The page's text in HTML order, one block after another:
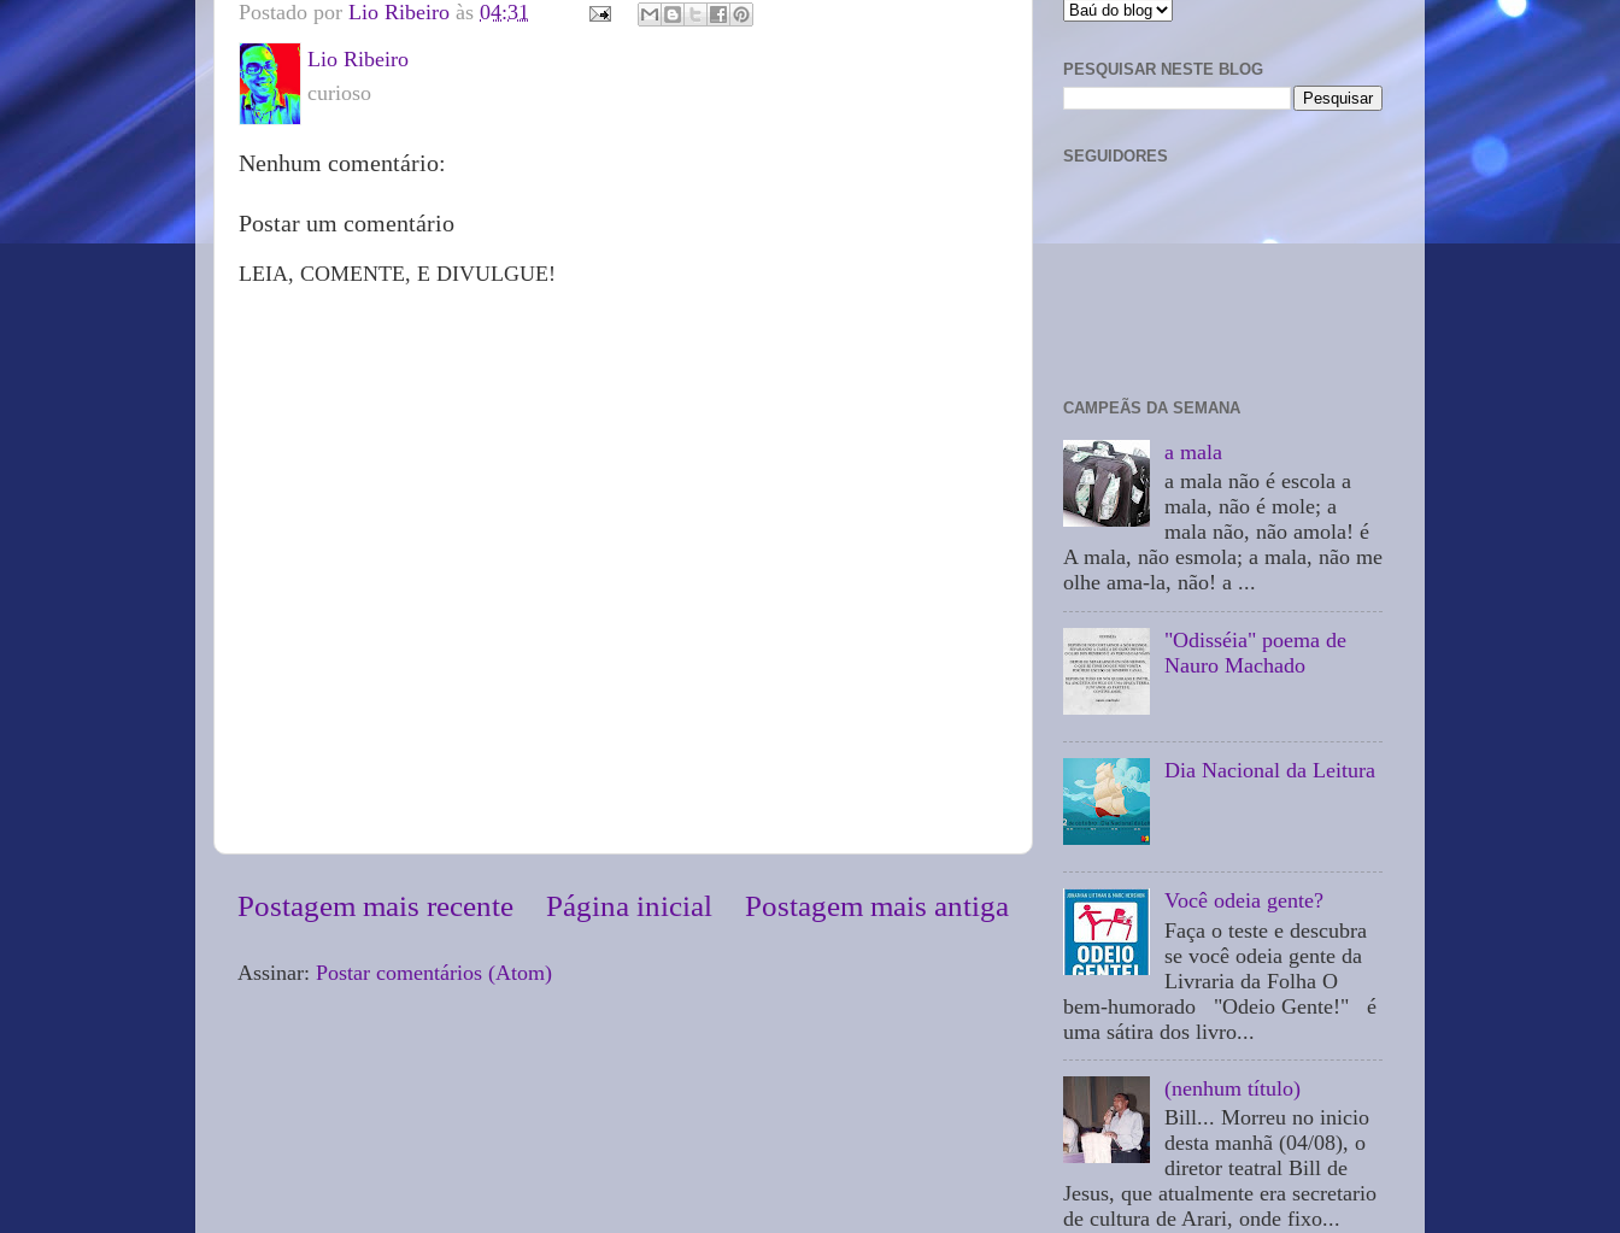
Postado por Lio Ribeiro às 04:31
Lio Ribeiro
curioso
Nenhum comentário:
Postar um comentário
LEIA, COMENTE, E DIVULGUE!
Postagem mais recente Postagem mais antiga
Página inicial
Assinar: Postar comentários (Atom)
PESQUISAR NESTE BLOG
SEGUIDORES
CAMPEÃS DA SEMANA
a mala
a mala não é escola a
mala, não é mole; a
mala não, não amola! é
A mala, não esmola; a mala, não me
olhe ama-la, não! a ...
"Odisséia" poema de
Nauro Machado
Dia Nacional da Leitura
Você odeia gente?
Faça o teste e descubra
se você odeia gente da
Livraria da Folha O
bem-humorado "Odeio Gente!" é
uma sátira dos livro...
(nenhum título)
Bill... Morreu no inicio
desta manhã (04/08), o
diretor teatral Bill de
Jesus, que atualmente era secretario
de cultura de Arari, onde fixo...